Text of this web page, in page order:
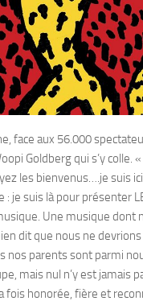
face aux 56.000
Goldberg qui s’y colle.
les bienvenus….je suis
: je suis là pour présenter
Une musique dont
dit que nous ne devrions
nos parents sont parmi
mais nul n’y est jamais
fois honorée, fière et